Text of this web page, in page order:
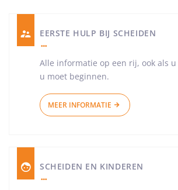
EERSTE HULP BIJ SCHEIDEN
Alle informatie op een rij, ook als
u moet beginnen.
MEER INFORMATIE
SCHEIDEN EN KINDEREN